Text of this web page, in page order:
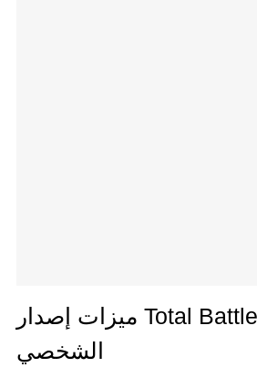
ميزات إصدار Total Battle للكمبيوتر
الشخصي